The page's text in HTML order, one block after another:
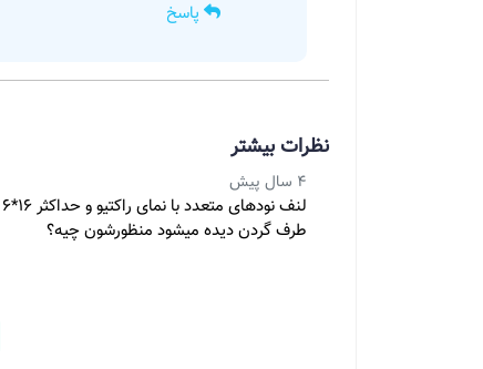
پاسخ
نظرات بیشتر
4 سال پیش
طرف گردن دیده میشود منظورشون چیه؟